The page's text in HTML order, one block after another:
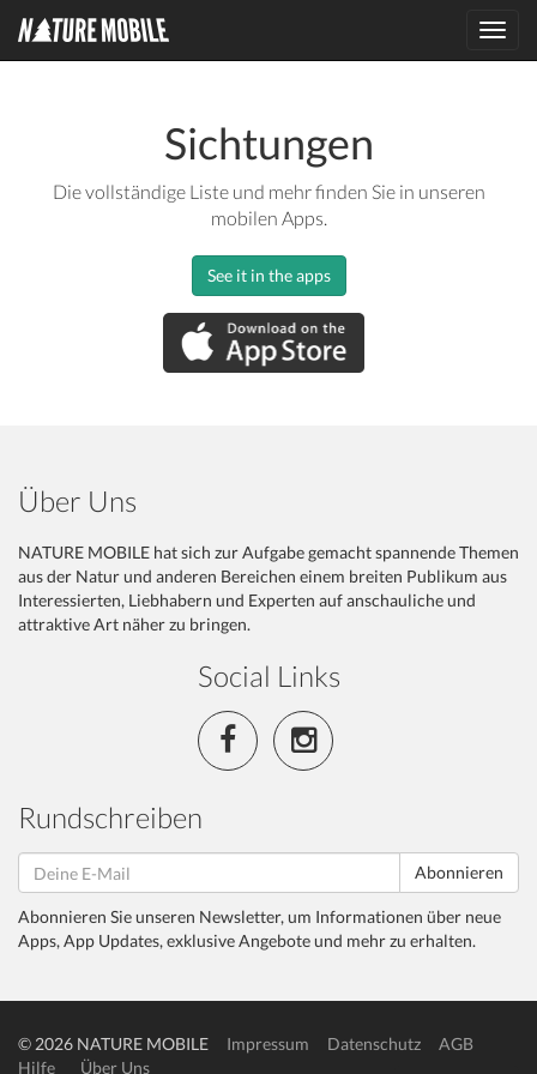
Sichtungen
Die vollständige Liste und mehr finden Sie in unseren
mobilen Apps.
See it in the apps
Über Uns
NATURE MOBILE hat sich zur Aufgabe gemacht spannende Themen
aus der Natur und anderen Bereichen einem breiten Publikum aus
Interessierten, Liebhabern und Experten auf anschauliche und
attraktive Art näher zu bringen.
Social Links
Rundschreiben
Abonnieren
Abonnieren Sie unseren Newsletter, um Informationen über neue
Apps, App Updates, exklusive Angebote und mehr zu erhalten.
© 2026 NATURE MOBILE Impressum Datenschutz
AGB
Hilfe
Über Uns